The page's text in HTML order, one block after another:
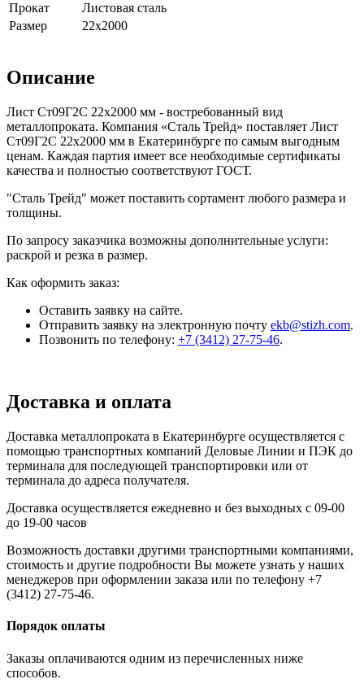
Прокат
Листовая сталь
Размер
22x2000
Описание
Лист Ст09Г2С 22x2000 мм - востребованный вид
металлопроката. Компания «Сталь Трейд» поставляет Лист
Ст09Г2С 22x2000 мм в Екатеринбурге по самым выгодным
ценам. Каждая партия имеет все необходимые сертификаты
качества и полностью соответствуют ГОСТ.
"Сталь Трейд" может поставить сортамент любого размера и
толщины.
По запросу заказчика возможны дополнительные услуги:
раскрой и резка в размер.
Как оформить заказ:
Оставить заявку на сайте.
Отправить заявку на электронную почту ekb@stizh.com.
Позвонить по телефону: +7 (3412) 27-75-46.
Доставка и оплата
Доставка металлопроката в Екатеринбурге осуществляется с
помощью транспортных компаний Деловые Линии и ПЭК до
терминала для последующей транспортировки или от
терминала до адреса получателя.
Доставка осуществляется ежедневно и без выходных с 09-00
до 19-00 часов
Возможность доставки другими транспортными компаниями,
стоимость и другие подробности Вы можете узнать у наших
менеджеров при оформлении заказа или по телефону +7
(3412) 27-75-46.
Порядок оплаты
Заказы оплачиваются одним из перечисленных ниже
способов.